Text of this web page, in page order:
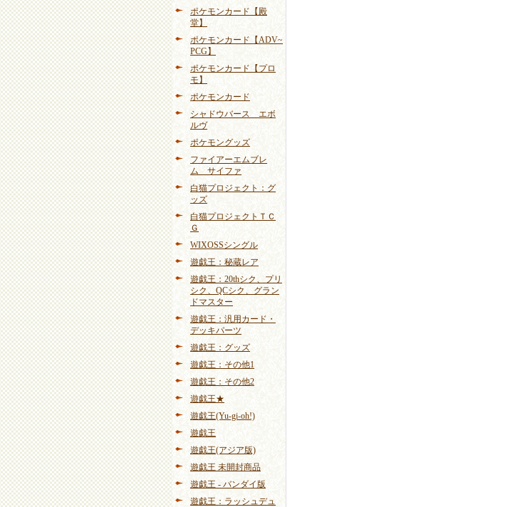
ポケモンカード【殿
堂】
ポケモンカード【ADV~
PCG】
ポケモンカード【プロ
モ】
ポケモンカード
シャドウバース エボ
ルヴ
ポケモングッズ
ファイアーエムブレ
ム サイファ
白猫プロジェクト：グ
ッズ
白猫プロジェクトＴＣ
Ｇ
WIXOSSシングル
遊戯王：秘蔵レア
遊戯王：20thシク、プリ
シク、QCシク、グラン
ドマスター
遊戯王：汎用カード・
デッキパーツ
遊戯王：グッズ
遊戯王：その他1
遊戯王：その他2
遊戯王★
遊戯王(Yu-gi-oh!)
遊戯王
遊戯王(アジア版)
遊戯王 未開封商品
遊戯王 - バンダイ版
遊戯王：ラッシュデュ